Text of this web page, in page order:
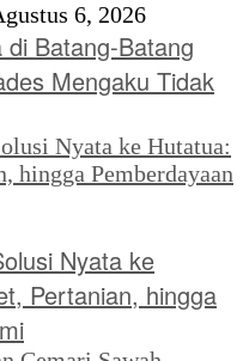
6, 2026
Batang-Batang
Mengaku Tidak
Nyata ke
Pertanian, hingga